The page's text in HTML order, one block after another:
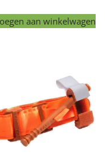
aan winkelwagen